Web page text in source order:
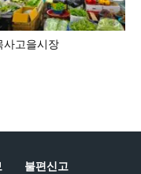
사고을시장
불편신고